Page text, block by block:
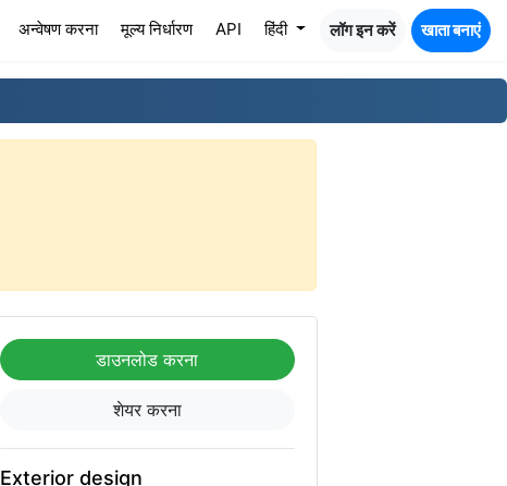
अन्वेषण करना मूल्य निर्धारण API हिंदी लॉग इन करें खाता बनाएं
डाउनलोड करना
शेयर करना
Exterior design